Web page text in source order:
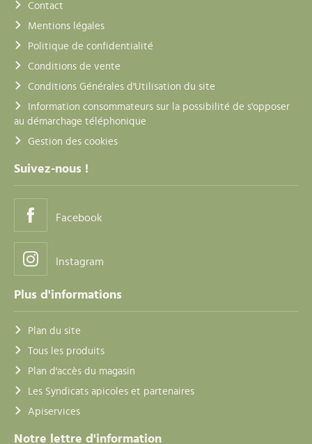
Contact
Mentions légales
Politique de confidentialité
Conditions de vente
Conditions Générales d'Utilisation du site
Information consommateurs sur la possibilité de s'opposer
au démarchage téléphonique
Gestion des cookies
Suivez-nous !
Facebook
Instagram
Plus d'informations
Plan du site
Tous les produits
Plan d'accès du magasin
Les Syndicats apicoles et partenaires
Apiservices
Notre lettre d'information